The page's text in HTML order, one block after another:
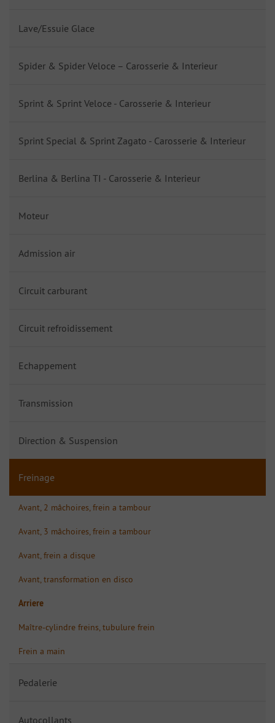
Lave/Essuie Glace
Spider & Spider Veloce – Carosserie & Interieur
Sprint & Sprint Veloce - Carosserie & Interieur
Sprint Special & Sprint Zagato - Carosserie & Interieur
Berlina & Berlina TI - Carosserie & Interieur
Moteur
Admission air
Circuit carburant
Circuit refroidissement
Echappement
Transmission
Direction & Suspension
Freinage
Avant, 2 mâchoires, frein a tambour
Avant, 3 mâchoires, frein a tambour
Avant, frein a disque
Avant, transformation en disco
Arriere
Maître-cylindre freins, tubulure frein
Frein a main
Pedalerie
Autocollants